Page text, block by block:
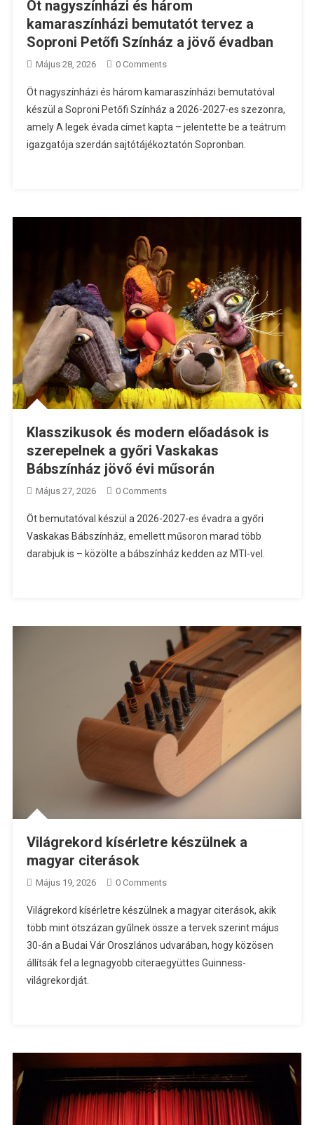
Öt nagyszínházi és három
kamaraszínházi bemutatót tervez a
Soproni Petőfi Színház a jövő évadban
Május 28, 2026 0 Comments
Öt nagyszínházi és három kamaraszínházi bemutatóval
készül a Soproni Petőfi Színház a 2026-2027-es szezonra,
amely A legek évada címet kapta – jelentette be a teátrum
igazgatója szerdán sajtótájékoztatón Sopronban.
Klasszikusok és modern előadások is
szerepelnek a győri Vaskakas
Bábszínház jövő évi műsorán
Május 27, 2026 0 Comments
Öt bemutatóval készül a 2026-2027-es évadra a győri
Vaskakas Bábszínház, emellett műsoron marad több
darabjuk is – közölte a bábszínház kedden az MTI-vel.
Világrekord kísérletre készülnek a
magyar citerások
Május 19, 2026 0 Comments
Világrekord kísérletre készülnek a magyar citerások, akik
több mint ötszázan gyűlnek össze a tervek szerint május
30-án a Budai Vár Oroszlános udvarában, hogy közösen
állítsák fel a legnagyobb citeraegyüttes Guinness-
világrekordját.